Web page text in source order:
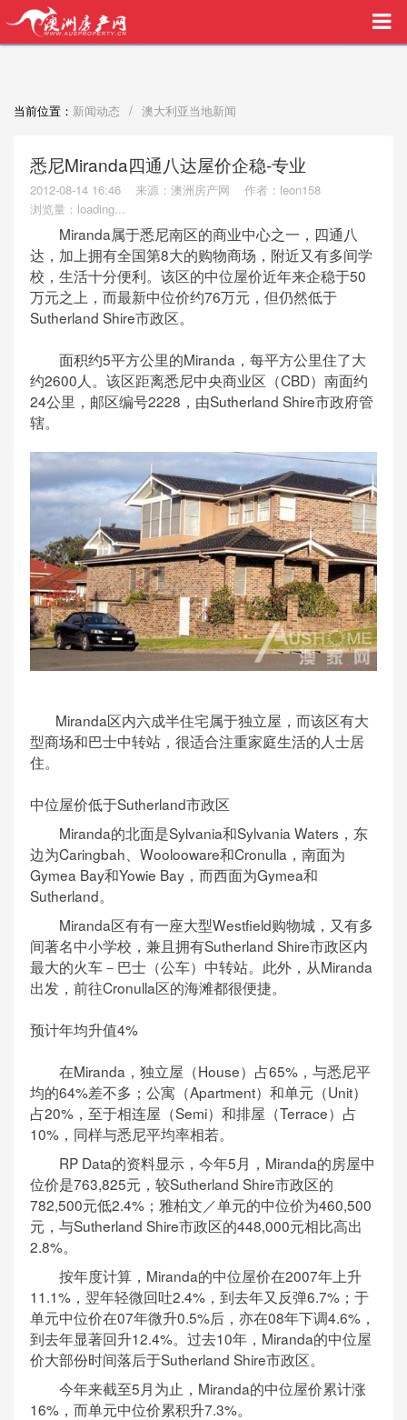
买家中介VIP服务，助您安心购房
当前位置： 新闻动态 / 澳大利亚当地新闻
悉尼Miranda四通八达屋价企稳-专业
2012-08-14 16:46 来源：澳洲房产网
作者：leon158
浏览量： loading...
Miranda属于悉尼南区的商业中心之一，四通八
达，加上拥有全国第8大的购物商场，附近又有多间学
校，生活十分便利。该区的中位屋价近年来企稳于50
万元之上，而最新中位价约76万元，但仍然低于
Sutherland Shire市政区。
面积约5平方公里的Miranda，每平方公里住了大
约2600人。该区距离悉尼中央商业区（CBD）南面约
24公里，邮区编号2228，由Sutherland Shire市政府管
辖。
Miranda区内六成半住宅属于独立屋，而该区有大
型商场和巴士中转站，很适合注重家庭生活的人士居
住。
中位屋价低于Sutherland市政区
Miranda的北面是Sylvania和Sylvania Waters，东
边为Caringbah、Woolooware和Cronulla，南面为
Gymea Bay和Yowie Bay，而西面为Gymea和
Sutherland。
Miranda区有有一座大型Westfield购物城，又有多
间著名中小学校，兼且拥有Sutherland Shire市政区内
最大的火车－巴士（公车）中转站。此外，从Miranda
出发，前往Cronulla区的海滩都很便捷。
预计年均升值4%
在Miranda，独立屋（House）占65%，与悉尼平
均的64%差不多；公寓（Apartment）和单元（Unit）
占20%，至于相连屋（Semi）和排屋（Terrace）占
10%，同样与悉尼平均率相若。
RP Data的资料显示，今年5月，Miranda的房屋中
位价是763,825元，较Sutherland Shire市政区的
782,500元低2.4%；雅柏文／单元的中位价为460,500
元，与Sutherland Shire市政区的448,000元相比高出
2.8%。
按年度计算，Miranda的中位屋价在2007年上升
11.1%，翌年轻微回吐2.4%，到去年又反弹6.7%；于
单元中位价在07年微升0.5%后，亦在08年下调4.6%，
到去年显著回升12.4%。过去10年，Miranda的中位屋
价大部份时间落后于Sutherland Shire市政区。
今年来截至5月为止，Miranda的中位屋价累计涨
16%，而单元中位价累积升7.3%。